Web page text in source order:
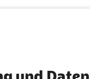
schreibt die